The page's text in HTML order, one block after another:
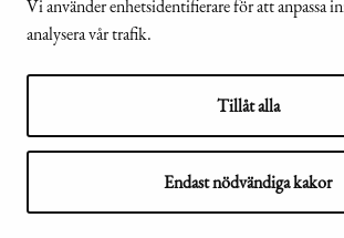
Vi använder enhetsidentifierare för att anpassa
analysera vår trafik.
Tillåt alla
Endast nödvändiga kakor
2024
webbplatsen